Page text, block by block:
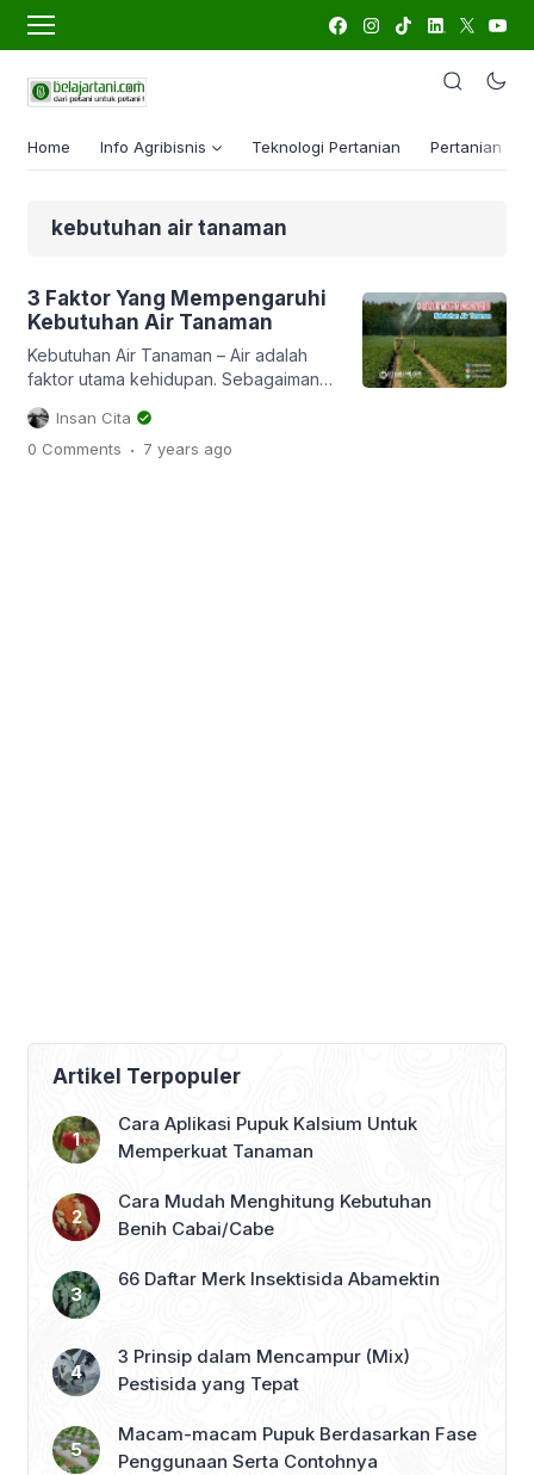
Home Info Agribisnis Teknologi Pertanian Pertanian
kebutuhan air tanaman
3 Faktor Yang Mempengaruhi
Kebutuhan Air Tanaman
Kebutuhan Air Tanaman – Air adalah
faktor utama kehidupan. Sebagaimana
kita tahu bahwa lebih dari 90% bagian
tubuh makhluk hidup termasuk tanaman
juga terdiri daripada cairan/air.
Insan Cita
0 Comments . 7 years ago
Artikel Terpopuler
Cara Aplikasi Pupuk Kalsium Untuk
Memperkuat Tanaman
Cara Mudah Menghitung Kebutuhan
Benih Cabai/Cabe
66 Daftar Merk Insektisida Abamektin
3 Prinsip dalam Mencampur (Mix)
Pestisida yang Tepat
Macam-macam Pupuk Berdasarkan Fase
Penggunaan Serta Contohnya